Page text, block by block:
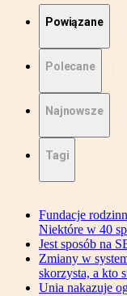
Powiązane
Polecane
Najnowsze
Tagi
Fundacje
Niektóre w 40
Jest sposób na
Zmiany w
skorzysta, a kto
Unia nakazuje